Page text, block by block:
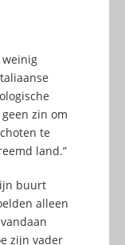
zin om
te
land.”
buurt
alleen
zijn vader